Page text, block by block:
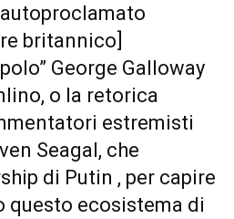
britannico]
George Galloway
o la retorica
estremisti
Seagal, che
di Putin , per capire
questo ecosistema di